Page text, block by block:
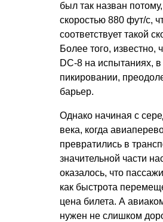
был так назван
скоростью 880 фут/с,
соответствует такой
Более того, известно,
DC-8 на испытаниях,
пикировании,
барьер.
Однако начиная с
века, когда
превратились в
значительной части
оказалось, что
как быстрота
цена билета. А
нужен не слишком